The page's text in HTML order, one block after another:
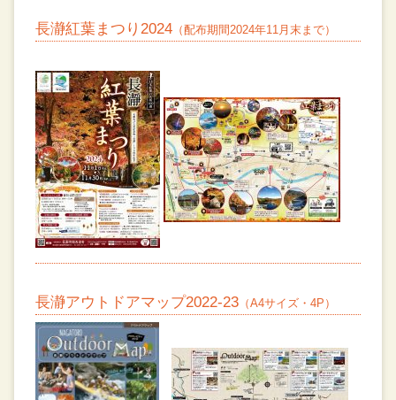
長瀞紅葉まつり2024 （配布期間2024年11月末まで）
長瀞アウトドアマップ2022-23 （A4サイズ・4P）